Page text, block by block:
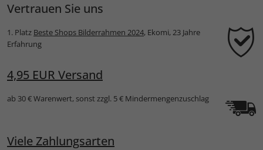
Vertrauen Sie uns
1. Platz Beste Shops Bilderrahmen 2024, Ekomi, 23 Jahre
Erfahrung
4,95 EUR Versand
ab 30 € Warenwert, sonst zzgl. 5 € Mindermengenzuschlag
Viele Zahlungsarten